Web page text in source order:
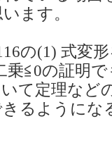
ます。
の(1) 式変
乗≦0の証明
て定理など
きるようにな